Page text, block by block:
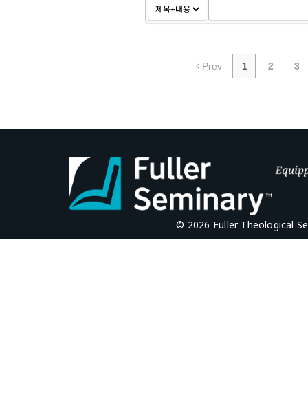
Prev 1 2 3
© 2026 Fuller Theological